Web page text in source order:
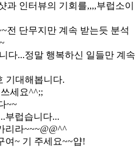
과 인터뷰의 기회를,,,,부럽소이
전 단무지만 계속 받는듯 분석
다...정말 행복하신 일들만 계속
기대해봅니다.
세요^^;;
~~
부럽습니다...
리라~~~@@^^
여~ 기 주세요~~얍!